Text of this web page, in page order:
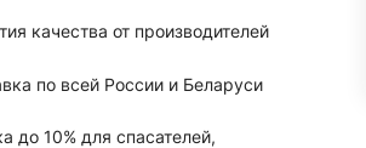
качества от производителей
по всей России и Беларуси
до 10% для спасателей,